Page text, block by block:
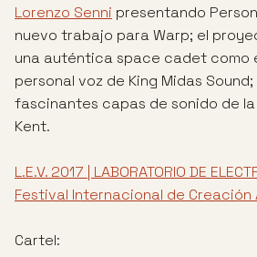
Lorenzo Senni presentando
nuevo trabajo para Warp; el
una auténtica space cadet como
personal voz de King Midas
fascinantes capas de sonido de
Kent.
L.E.V. 2017 | LABORATORIO DE
Festival Internacional de Creación
Cartel: